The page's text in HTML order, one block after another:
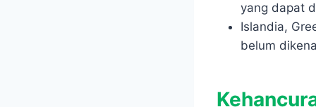
yang dapat
Islandia,
belum